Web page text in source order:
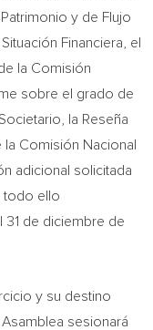
y de Flujo
Financiera, el
la Comisión
sobre el grado de
la Reseña
Comisión Nacional
adicional solicitada
todo ello
31 de diciembre de
y su destino
sesionará